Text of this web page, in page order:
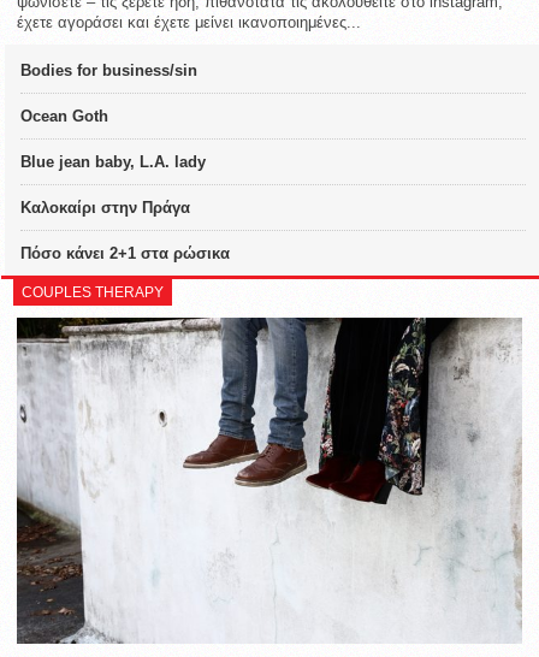
έχετε αγοράσει και έχετε μείνει ικανοποιημένες...
Bodies for business/sin
Ocean Goth
Blue jean baby, L.A. lady
Καλοκαίρι στην Πράγα
Πόσο κάνει 2+1 στα ρώσικα
COUPLES THERAPY